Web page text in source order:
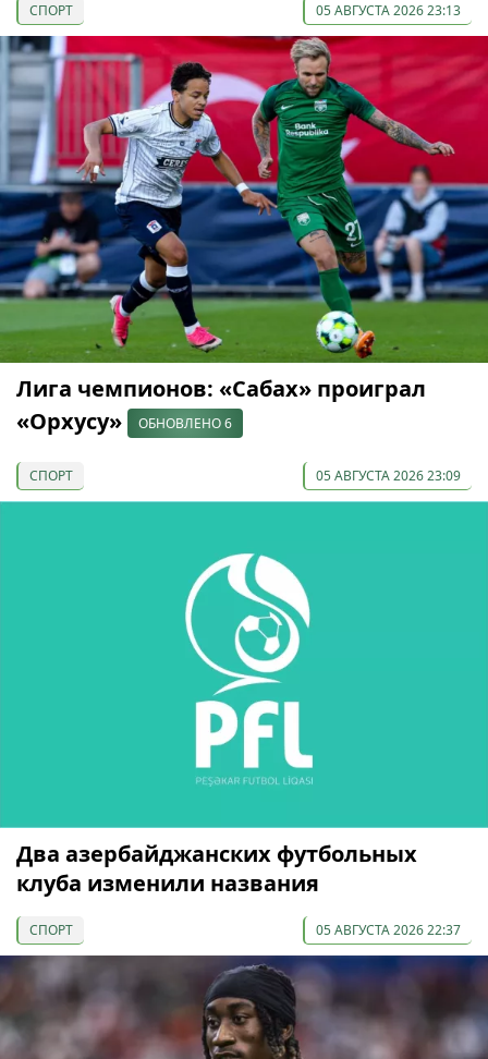
СПОРТ 05 АВГУСТА 2026 23:13
Лига чемпионов: «Сабах» проиграл
«Орхусу»
ОБНОВЛЕНО 6
СПОРТ 05 АВГУСТА 2026 23:09
Два азербайджанских футбольных
клуба изменили названия
СПОРТ 05 АВГУСТА 2026 22:37